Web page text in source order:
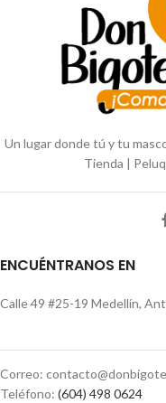
Un lugar donde tú y tu
Tienda |
ENCUÉNTRANOS EN
Calle 49 #25-19 Medellín,
Correo:
Teléfono: (604) 498 0624